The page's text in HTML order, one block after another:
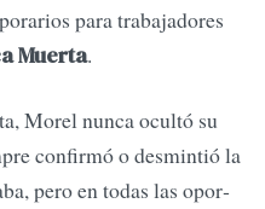
para trabajadores
Muerta.
Morel nunca ocultó su
confirmó o desmintió la
pero en todas las opor­